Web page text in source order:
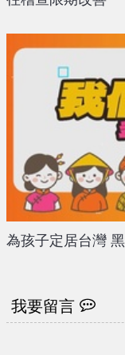
為孩子定居台灣
我要留言